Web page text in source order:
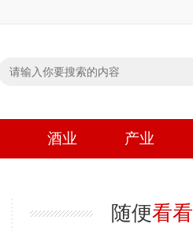
酒业 产业
随便看看